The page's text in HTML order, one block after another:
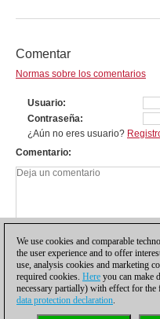
Comentar
Normas sobre los comentarios
Usuario
Contraseña
¿Aún no eres usuario?
Comentario
We use cookies and comparable
the user experience and to offer
use, analysis cookies and marketing
required cookies. Here you can make
necessary partially) with effect for
data protection declaration.